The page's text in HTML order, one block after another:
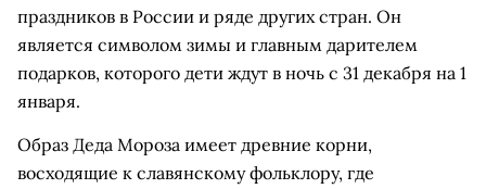
праздников в России и ряде других стран. Он
является символом зимы и главным дарителем
подарков, которого дети ждут в ночь с 31 декабря на 1
января.
Образ Деда Мороза имеет древние корни,
восходящие к славянскому фольклору, где